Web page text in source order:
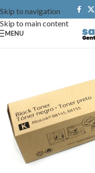
Skip to navigation
Skip to main content
MENU